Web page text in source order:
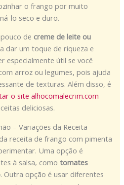
o frango por muito
lo seco e duro.
de creme de leite ou
dar um toque de riqueza e
especialmente útil se você
arroz ou legumes, pois ajuda
de texturas. Além disso, é
o site alhocomalecrim.com
deliciosas.
– Variações da Receita
receita de frango com pimenta
Uma opção é
à salsa, comotomates
. Outra opção é usar diferentes